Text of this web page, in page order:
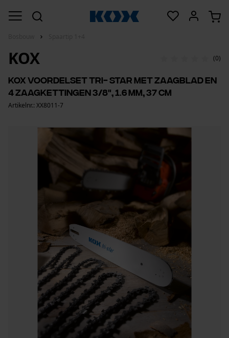
KOX (0)
KOX voordelset Tri- Star met zaagblad en
4 zaagkettingen 3/8", 1.6 mm, 37 cm
Artikelnr.: XX8011-7